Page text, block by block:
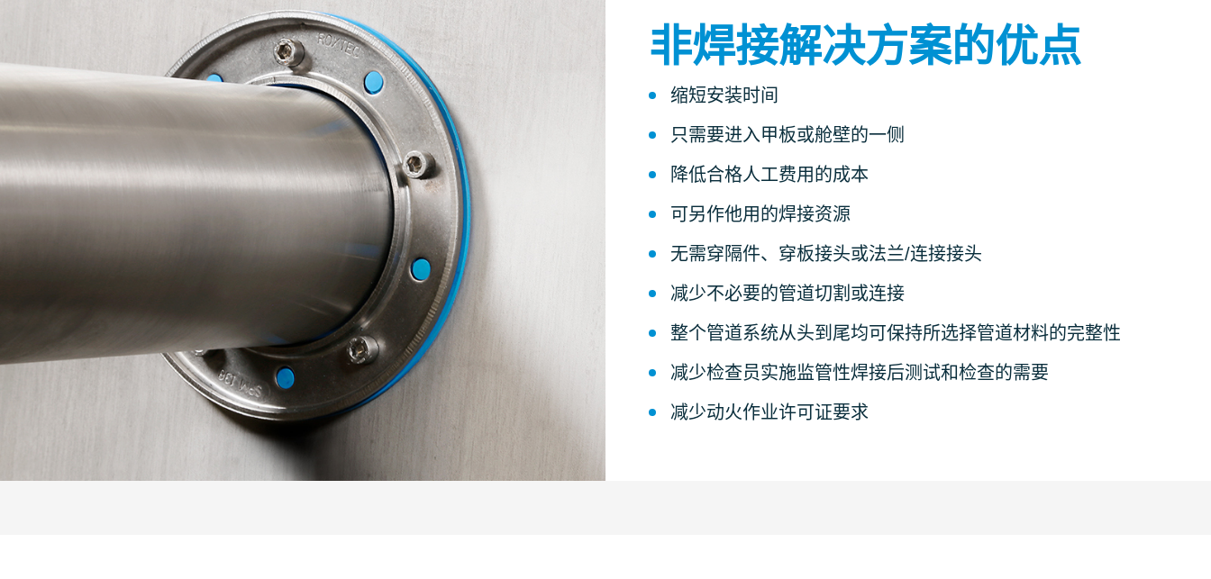
非焊接解决方案的优点
缩短安装时间
只需要进入甲板或舱壁的一侧
降低合格人工费用的成本
可另作他用的焊接资源
无需穿隔件、穿板接头或法兰/连接接头
减少不必要的管道切割或连接
整个管道系统从头到尾均可保持所选择管道材料的完整性
减少检查员实施监管性焊接后测试和检查的需要
减少动火作业许可证要求